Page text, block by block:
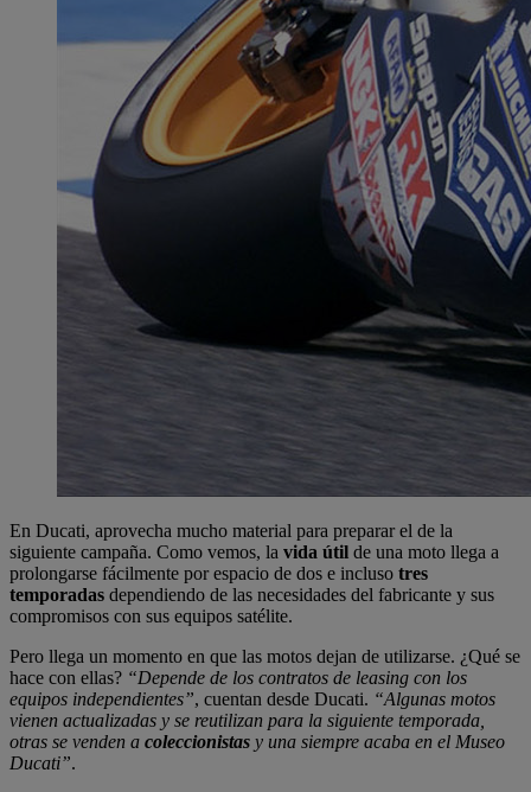
En Ducati, aprovecha mucho material para preparar el de la
siguiente campaña. Como vemos, la vida útil de una moto llega a
prolongarse fácilmente por espacio de dos e incluso tres
temporadas dependiendo de las necesidades del fabricante y sus
compromisos con sus equipos satélite.
Pero llega un momento en que las motos dejan de utilizarse. ¿Qué se
hace con ellas? “Depende de los contratos de leasing con los
equipos independientes”, cuentan desde Ducati. “Algunas motos
vienen actualizadas y se reutilizan para la siguiente temporada,
otras se venden a coleccionistas y una siempre acaba en el Museo
Ducati”.